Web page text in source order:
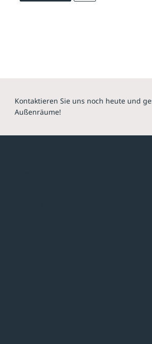
Kontaktieren Sie uns noch heute und
Außenräume!